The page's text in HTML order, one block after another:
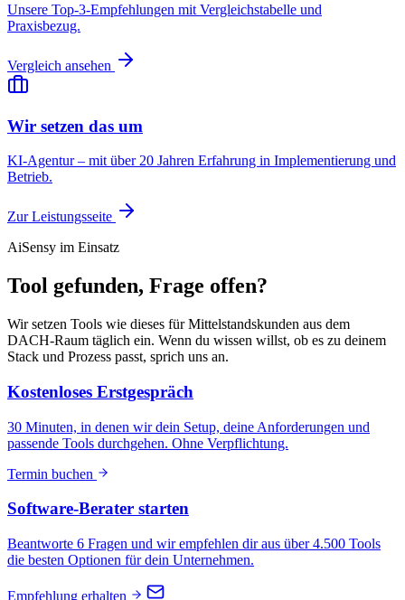
Unsere Top-3-Empfehlungen mit Vergleichstabelle und
Praxisbezug.
Vergleich ansehen
Wir setzen das um
KI-Agentur – mit über 20 Jahren Erfahrung in Implementierung und
Betrieb.
Zur Leistungsseite
AiSensy im Einsatz
Tool gefunden, Frage offen?
Wir setzen Tools wie dieses für Mittelstandskunden aus dem
DACH-Raum täglich ein. Wenn du wissen willst, ob es zu deinem
Stack und Prozess passt, sprich uns an.
Kostenloses Erstgespräch
30 Minuten, in denen wir dein Setup, deine Anforderungen und
passende Tools durchgehen. Ohne Verpflichtung.
Termin buchen
Software-Berater starten
Beantworte 6 Fragen und wir empfehlen dir aus über 4.500 Tools
die besten Optionen für dein Unternehmen.
Empfehlung erhalten